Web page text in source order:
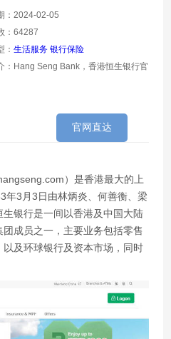
：2024-02-05
：64287
：生活服务 银行保险
：Hang Seng Bank，香港恒生银行官
官网直达
）是香港最大的上
年3月3日由林炳炎、何善衡、梁
银行是一间以香港及中国大陆
成员之一，主要业务包括零售
及环球银行及资本市场，同时